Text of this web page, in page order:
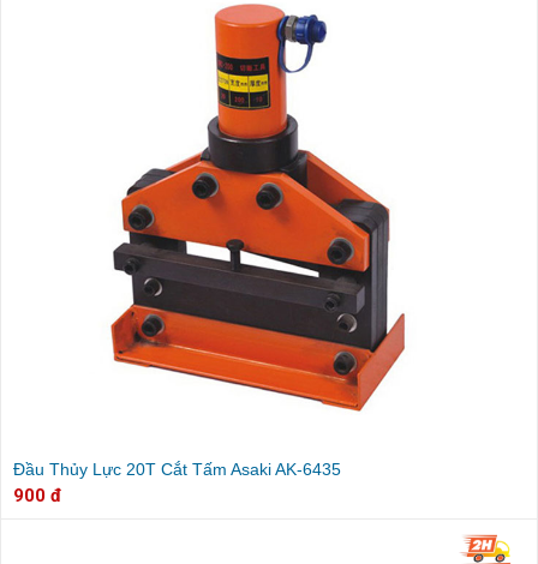
Đầu Thủy Lực 20T Cắt Tấm Asaki AK-6435
900 đ